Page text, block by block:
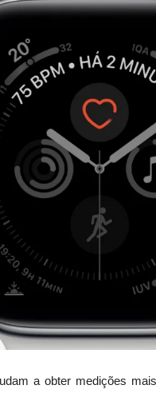
a obter medições